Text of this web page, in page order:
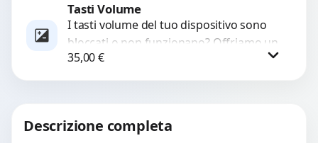
Tasti Volume
I tasti volume del tuo dispositivo sono
bloccati o non funzionano? Offriamo un
servizio di riparazione o sostituzione
con ricambi...
35,00€
Descrizione completa